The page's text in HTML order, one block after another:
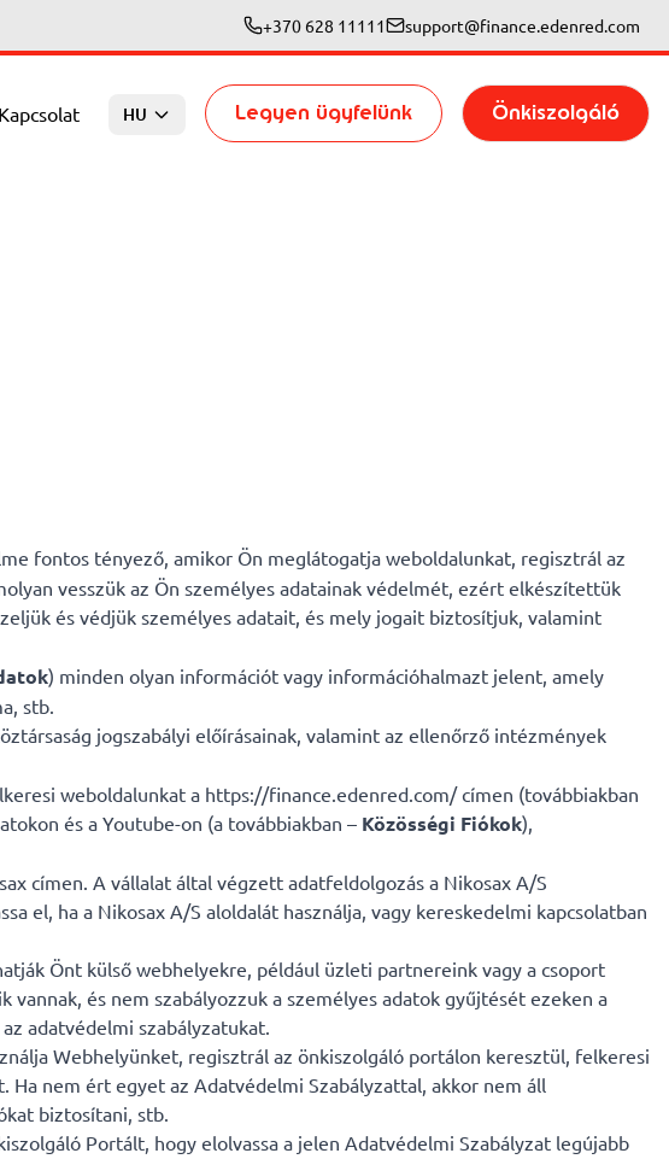
+370 628 11111 support@finance.edenred.com
Kapcsolat HU Legyen ügyfelünk Önkiszolgáló
fontos tényező, amikor Ön meglátogatja weboldalunkat, regisztrál az
vesszük az Ön személyes adatainak védelmét, ezért elkészítettük
és védjük személyes adatait, és mely jogait biztosítjuk, valamint
) minden olyan információt vagy információhalmazt jelent, amely
stb.
jogszabályi előírásainak, valamint az ellenőrző intézmények
weboldalunkat a https://finance.edenred.com/ címen (továbbiakban
és a Youtube-on (a továbbiakban – Közösségi Fiókok),
címen. A vállalat által végzett adatfeldolgozás a Nikosax A/S
el, ha a Nikosax A/S aloldalát használja, vagy kereskedelmi kapcsolatban
Önt külső webhelyekre, például üzleti partnereink vagy a csoport
és nem szabályozzuk a személyes adatok gyűjtését ezeken a
adatvédelmi szabályzatukat.
Webhelyünket, regisztrál az önkiszolgáló portálon keresztül, felkeresi
nem ért egyet az Adatvédelmi Szabályzattal, akkor nem áll
biztosítani, stb.
Portált, hogy elolvassa a jelen Adatvédelmi Szabályzat legújabb